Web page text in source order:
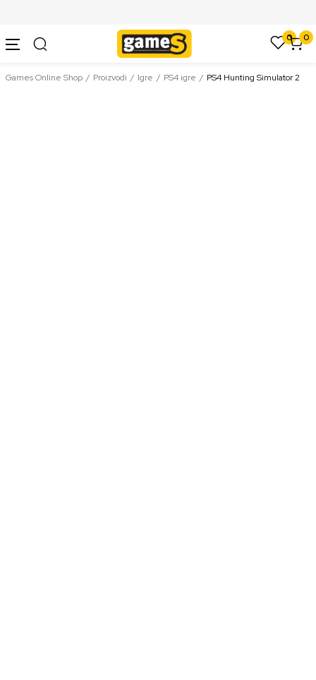
0 0
Games Online Shop Proizvodi Igre PS4 igre PS4 Hunting Simulator 2